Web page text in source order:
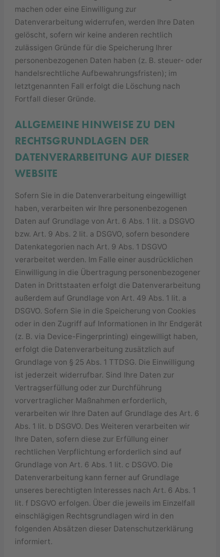
machen oder eine Einwilligung zur
Datenverarbeitung widerrufen, werden Ihre Daten
gelöscht, sofern wir keine anderen rechtlich
zulässigen Gründe für die Speicherung Ihrer
personenbezogenen Daten haben (z. B. steuer- oder
handelsrechtliche Aufbewahrungsfristen); im
letztgenannten Fall erfolgt die Löschung nach
Fortfall dieser Gründe.
ALLGEMEINE HINWEISE ZU DEN
RECHTSGRUNDLAGEN DER
DATENVERARBEITUNG AUF DIESER
WEBSITE
Sofern Sie in die Datenverarbeitung eingewilligt
haben, verarbeiten wir Ihre personenbezogenen
Daten auf Grundlage von Art. 6 Abs. 1 lit. a DSGVO
bzw. Art. 9 Abs. 2 lit. a DSGVO, sofern besondere
Datenkategorien nach Art. 9 Abs. 1 DSGVO
verarbeitet werden. Im Falle einer ausdrücklichen
Einwilligung in die Übertragung personenbezogener
Daten in Drittstaaten erfolgt die Datenverarbeitung
außerdem auf Grundlage von Art. 49 Abs. 1 lit. a
DSGVO. Sofern Sie in die Speicherung von Cookies
oder in den Zugriff auf Informationen in Ihr Endgerät
(z. B. via Device-Fingerprinting) eingewilligt haben,
erfolgt die Datenverarbeitung zusätzlich auf
Grundlage von § 25 Abs. 1 TTDSG. Die Einwilligung
ist jederzeit widerrufbar. Sind Ihre Daten zur
Vertragserfüllung oder zur Durchführung
vorvertraglicher Maßnahmen erforderlich,
verarbeiten wir Ihre Daten auf Grundlage des Art. 6
Abs. 1 lit. b DSGVO. Des Weiteren verarbeiten wir
Ihre Daten, sofern diese zur Erfüllung einer
rechtlichen Verpflichtung erforderlich sind auf
Grundlage von Art. 6 Abs. 1 lit. c DSGVO. Die
Datenverarbeitung kann ferner auf Grundlage
unseres berechtigten Interesses nach Art. 6 Abs. 1
lit. f DSGVO erfolgen. Über die jeweils im Einzelfall
einschlägigen Rechtsgrundlagen wird in den
folgenden Absätzen dieser Datenschutzerklärung
informiert.